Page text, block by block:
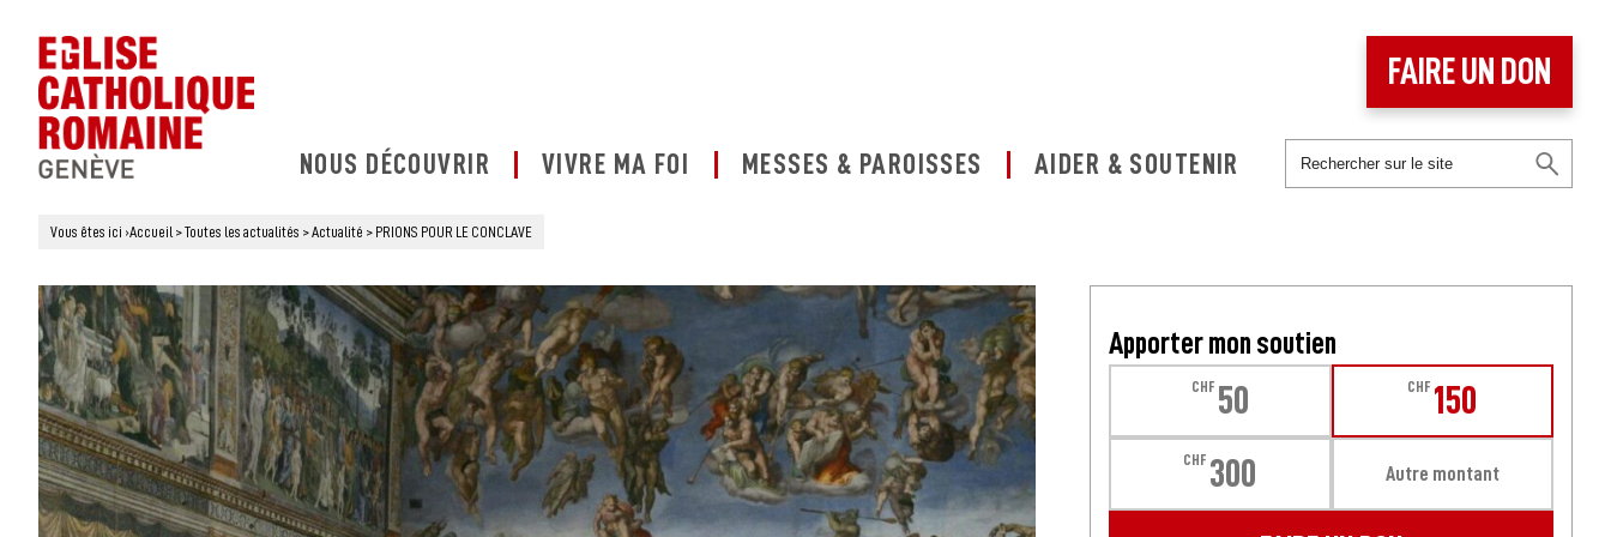
NOUS DÉCOUVRIR VIVRE MA FOI MESSES & PAROISSES AIDER & SOUTENIR
FAIRE UN DON
Vous êtes ici ›Accueil >Toutes les actualités >Actualité > PRIONS POUR LE CONCLAVE
Apporter mon soutien
CHF 50 CHF 150
CHF 300 Autre montant